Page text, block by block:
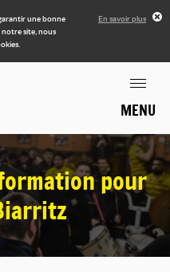
une bonne
notre site, nous
En savoir plus
MENU
pour